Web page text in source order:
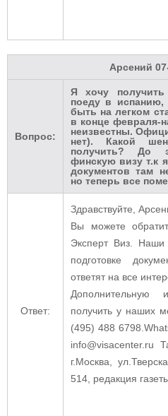
Арсений
Вопрос:
Я хочу
поеду в испанию,
быть на легком
в конце февраля-
неизвестны.
нет). Какой
получить? До
финскую визу т.к
документов там
но теперь все
Ответ:
Здравствуйте,
Вы можете
Эксперт Виз.
подготовке
ответят на все
получить у наших
(495) 488 6798.
info@visacenter.ru
г.Москва,
514, редакция